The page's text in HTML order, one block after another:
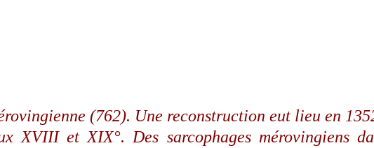
(762). Une reconstruction eut lieu en
XVIII et XIX°. Des sarcophages mérovingiens